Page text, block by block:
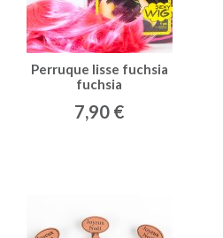
Perruque lisse fuchsia
fuchsia
7,90 €